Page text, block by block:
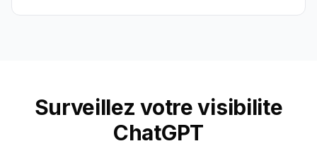
Surveillez votre visibilite
ChatGPT